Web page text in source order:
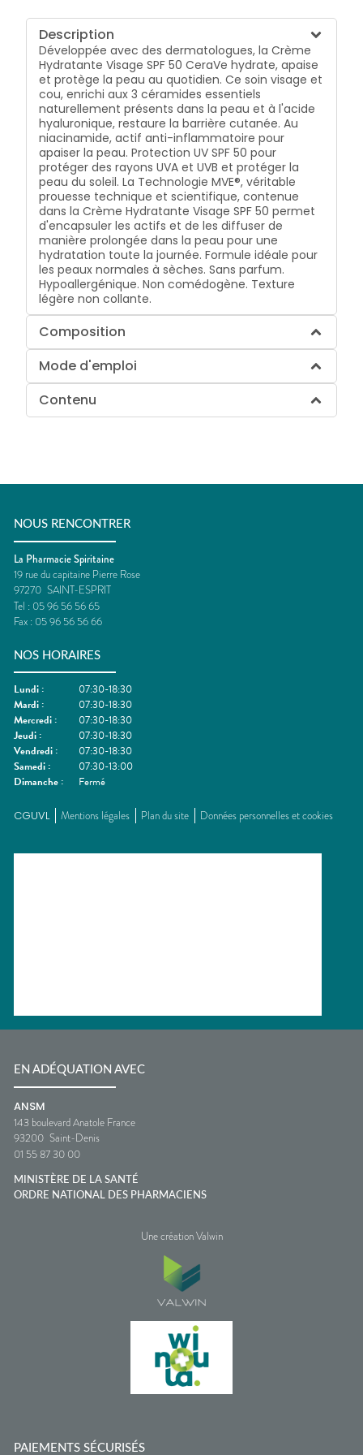
Description
Développée avec des dermatologues, la Crème
Hydratante Visage SPF 50 CeraVe hydrate, apaise
et protège la peau au quotidien. Ce soin visage et
cou, enrichi aux 3 céramides essentiels
naturellement présents dans la peau et à l'acide
hyaluronique, restaure la barrière cutanée. Au
niacinamide, actif anti-inflammatoire pour
apaiser la peau. Protection UV SPF 50 pour
protéger des rayons UVA et UVB et protéger la
peau du soleil. La Technologie MVE®, véritable
prouesse technique et scientifique, contenue
dans la Crème Hydratante Visage SPF 50 permet
d'encapsuler les actifs et de les diffuser de
manière prolongée dans la peau pour une
hydratation toute la journée. Formule idéale pour
les peaux normales à sèches. Sans parfum.
Hypoallergénique. Non comédogène. Texture
légère non collante.
Composition
Mode d'emploi
Contenu
NOUS RENCONTRER
La Pharmacie Spiritaine
19 rue du capitaine Pierre Rose
97270 SAINT-ESPRIT
Tel : 05 96 56 56 65
Fax : 05 96 56 56 66
NOS HORAIRES
Lundi :
07:30-18:30
Mardi :
07:30-18:30
Mercredi :
07:30-18:30
Jeudi :
07:30-18:30
Vendredi :
07:30-18:30
Samedi :
07:30-13:00
Dimanche : Fermé
CGUVL Mentions légales Plan du site Données personnelles et cookies
EN ADÉQUATION AVEC
ANSM
143 boulevard Anatole France
93200 Saint-Denis
01 55 87 30 00
MINISTÈRE DE LA SANTÉ
ORDRE NATIONAL DES PHARMACIENS
Une création Valwin
PAIEMENTS SÉCURISÉS